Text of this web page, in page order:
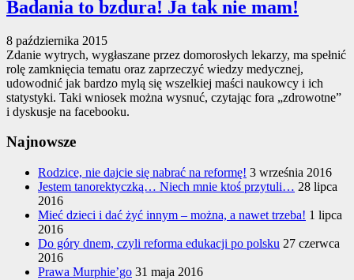
Badania to bzdura! Ja tak nie mam!
8 października 2015
Zdanie wytrych, wygłaszane przez domorosłych lekarzy, ma spełnić
rolę zamknięcia tematu oraz zaprzeczyć wiedzy medycznej,
udowodnić jak bardzo mylą się wszelkiej maści naukowcy i ich
statystyki. Taki wniosek można wysnuć, czytając fora „zdrowotne”
i dyskusje na facebooku.
Najnowsze
Rodzice, nie dajcie się nabrać na reformę! 3 września 2016
Jestem tanorektyczką… Niech mnie ktoś przytuli… 28 lipca
2016
Mieć dzieci i dać żyć innym – można, a nawet trzeba! 1 lipca
2016
Do góry dnem, czyli reforma edukacji po polsku 27 czerwca
2016
Prawa Murphie’go 31 maja 2016